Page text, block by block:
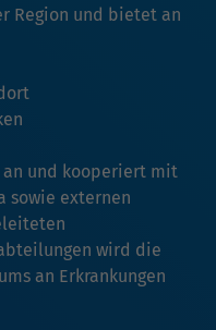
Region und bietet an
an und kooperiert mit
sowie externen
wird die
an Erkrankungen